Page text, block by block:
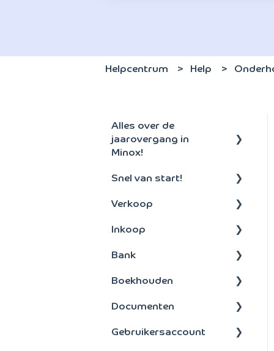
Helpcentrum Help
Alles over de
jaarovergang in
Minox!
Aanmaken nieuw
Snel van start!
Algemeen
Verkoop
Debiteuren
Offertes en facturen
Abonnementen
Orders
Incasso
Inkoop
Betalen
Inkoopfacturen
Bank
Bankenkoppeling
Betalen
Bankbestanden
Boekhouden
Boeken
Vaste activa
Documenten
Layouts
Gebruikersaccount